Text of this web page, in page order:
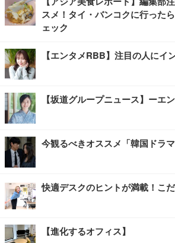
スメ！タイ・バンコクに行った
ェック
【エンタメRBB】注目の人にイ
【坂道グループニュース】ーエ
今観るべきオススメ「韓国ドラマ
快適デスクのヒントが満載！こ
【進化するオフィス】